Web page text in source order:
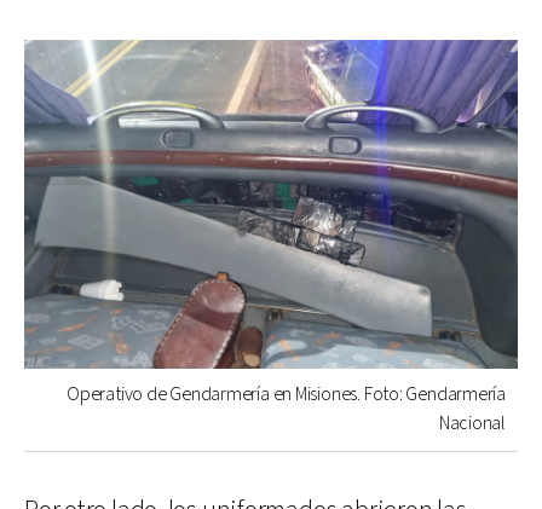
Operativo de Gendarmería en Misiones. Foto: Gendarmería
Nacional